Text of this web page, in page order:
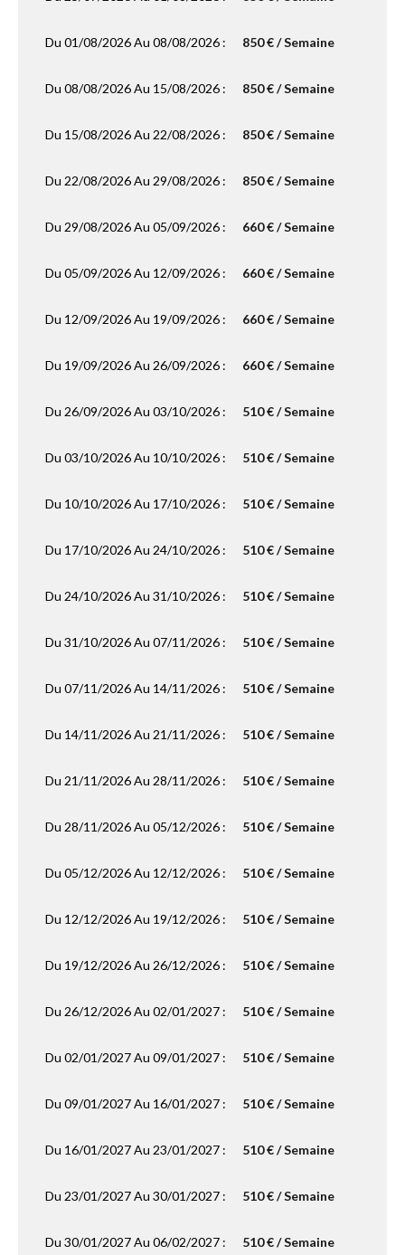
Du 01/08/2026 Au 08/08/2026 : 850 € / Semaine
Du 08/08/2026 Au 15/08/2026 : 850 € / Semaine
Du 15/08/2026 Au 22/08/2026 : 850 € / Semaine
Du 22/08/2026 Au 29/08/2026 : 850 € / Semaine
Du 29/08/2026 Au 05/09/2026 : 660 € / Semaine
Du 05/09/2026 Au 12/09/2026 : 660 € / Semaine
Du 12/09/2026 Au 19/09/2026 : 660 € / Semaine
Du 19/09/2026 Au 26/09/2026 : 660 € / Semaine
Du 26/09/2026 Au 03/10/2026 : 510 € / Semaine
Du 03/10/2026 Au 10/10/2026 : 510 € / Semaine
Du 10/10/2026 Au 17/10/2026 : 510 € / Semaine
Du 17/10/2026 Au 24/10/2026 : 510 € / Semaine
Du 24/10/2026 Au 31/10/2026 : 510 € / Semaine
Du 31/10/2026 Au 07/11/2026 : 510 € / Semaine
Du 07/11/2026 Au 14/11/2026 : 510 € / Semaine
Du 14/11/2026 Au 21/11/2026 : 510 € / Semaine
Du 21/11/2026 Au 28/11/2026 : 510 € / Semaine
Du 28/11/2026 Au 05/12/2026 : 510 € / Semaine
Du 05/12/2026 Au 12/12/2026 : 510 € / Semaine
Du 12/12/2026 Au 19/12/2026 : 510 € / Semaine
Du 19/12/2026 Au 26/12/2026 : 510 € / Semaine
Du 26/12/2026 Au 02/01/2027 : 510 € / Semaine
Du 02/01/2027 Au 09/01/2027 : 510 € / Semaine
Du 09/01/2027 Au 16/01/2027 : 510 € / Semaine
Du 16/01/2027 Au 23/01/2027 : 510 € / Semaine
Du 23/01/2027 Au 30/01/2027 : 510 € / Semaine
Du 30/01/2027 Au 06/02/2027 : 510 € / Semaine